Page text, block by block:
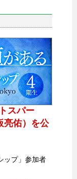
スパー
亮佑）を公
ップ」参加者